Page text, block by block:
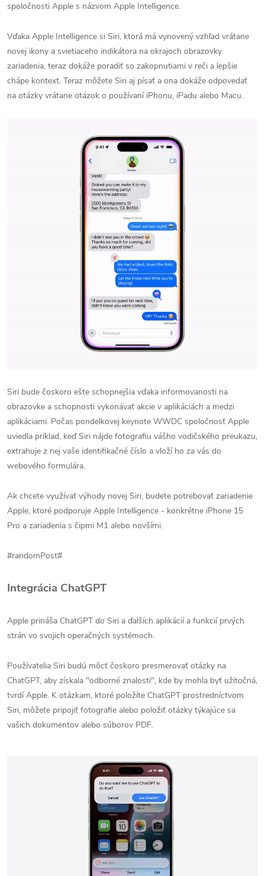
spoločnosti Apple s názvom Apple Intelligence.
Vďaka Apple Intelligence si Siri, ktorá má vynovený vzhľad vrátane
novej ikony a svietiaceho indikátora na okrajoch obrazovky
zariadenia, teraz dokáže poradiť so zakopnutiami v reči a lepšie
chápe kontext. Teraz môžete Siri aj písať a ona dokáže odpovedať
na otázky vrátane otázok o používaní iPhonu, iPadu alebo Macu.
Siri bude čoskoro ešte schopnejšia vďaka informovanosti na
obrazovke a schopnosti vykonávať akcie v aplikáciách a medzi
aplikáciami. Počas pondelkovej keynote WWDC spoločnosť Apple
uviedla príklad, keď Siri nájde fotografiu vášho vodičského preukazu,
extrahuje z nej vaše identifikačné číslo a vloží ho za vás do
webového formulára.
Ak chcete využívať výhody novej Siri, budete potrebovať zariadenie
Apple, ktoré podporuje Apple Intelligence - konkrétne iPhone 15
Pro a zariadenia s čipmi M1 alebo novšími.
#randomPost#
Integrácia ChatGPT
Apple prináša ChatGPT do Siri a ďalších aplikácií a funkcií prvých
strán vo svojich operačných systémoch.
Používatelia Siri budú môcť čoskoro presmerovať otázky na
ChatGPT, aby získala "odborné znalosti", kde by mohla byť užitočná,
tvrdí Apple. K otázkam, ktoré položíte ChatGPT prostredníctvom
Siri, môžete pripojiť fotografie alebo položiť otázky týkajúce sa
vašich dokumentov alebo súborov PDF.